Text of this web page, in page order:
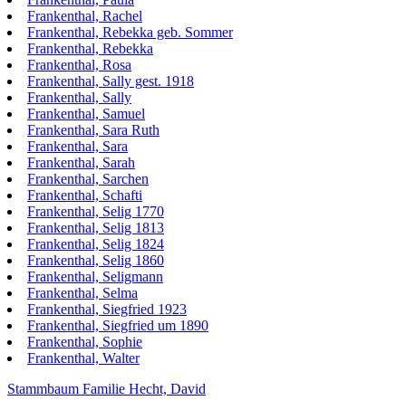
Frankenthal, Rachel
Frankenthal, Rebekka geb. Sommer
Frankenthal, Rebekka
Frankenthal, Rosa
Frankenthal, Sally gest. 1918
Frankenthal, Sally
Frankenthal, Samuel
Frankenthal, Sara Ruth
Frankenthal, Sara
Frankenthal, Sarah
Frankenthal, Sarchen
Frankenthal, Schafti
Frankenthal, Selig 1770
Frankenthal, Selig 1813
Frankenthal, Selig 1824
Frankenthal, Selig 1860
Frankenthal, Seligmann
Frankenthal, Selma
Frankenthal, Siegfried 1923
Frankenthal, Siegfried um 1890
Frankenthal, Sophie
Frankenthal, Walter
Stammbaum Familie Hecht, David